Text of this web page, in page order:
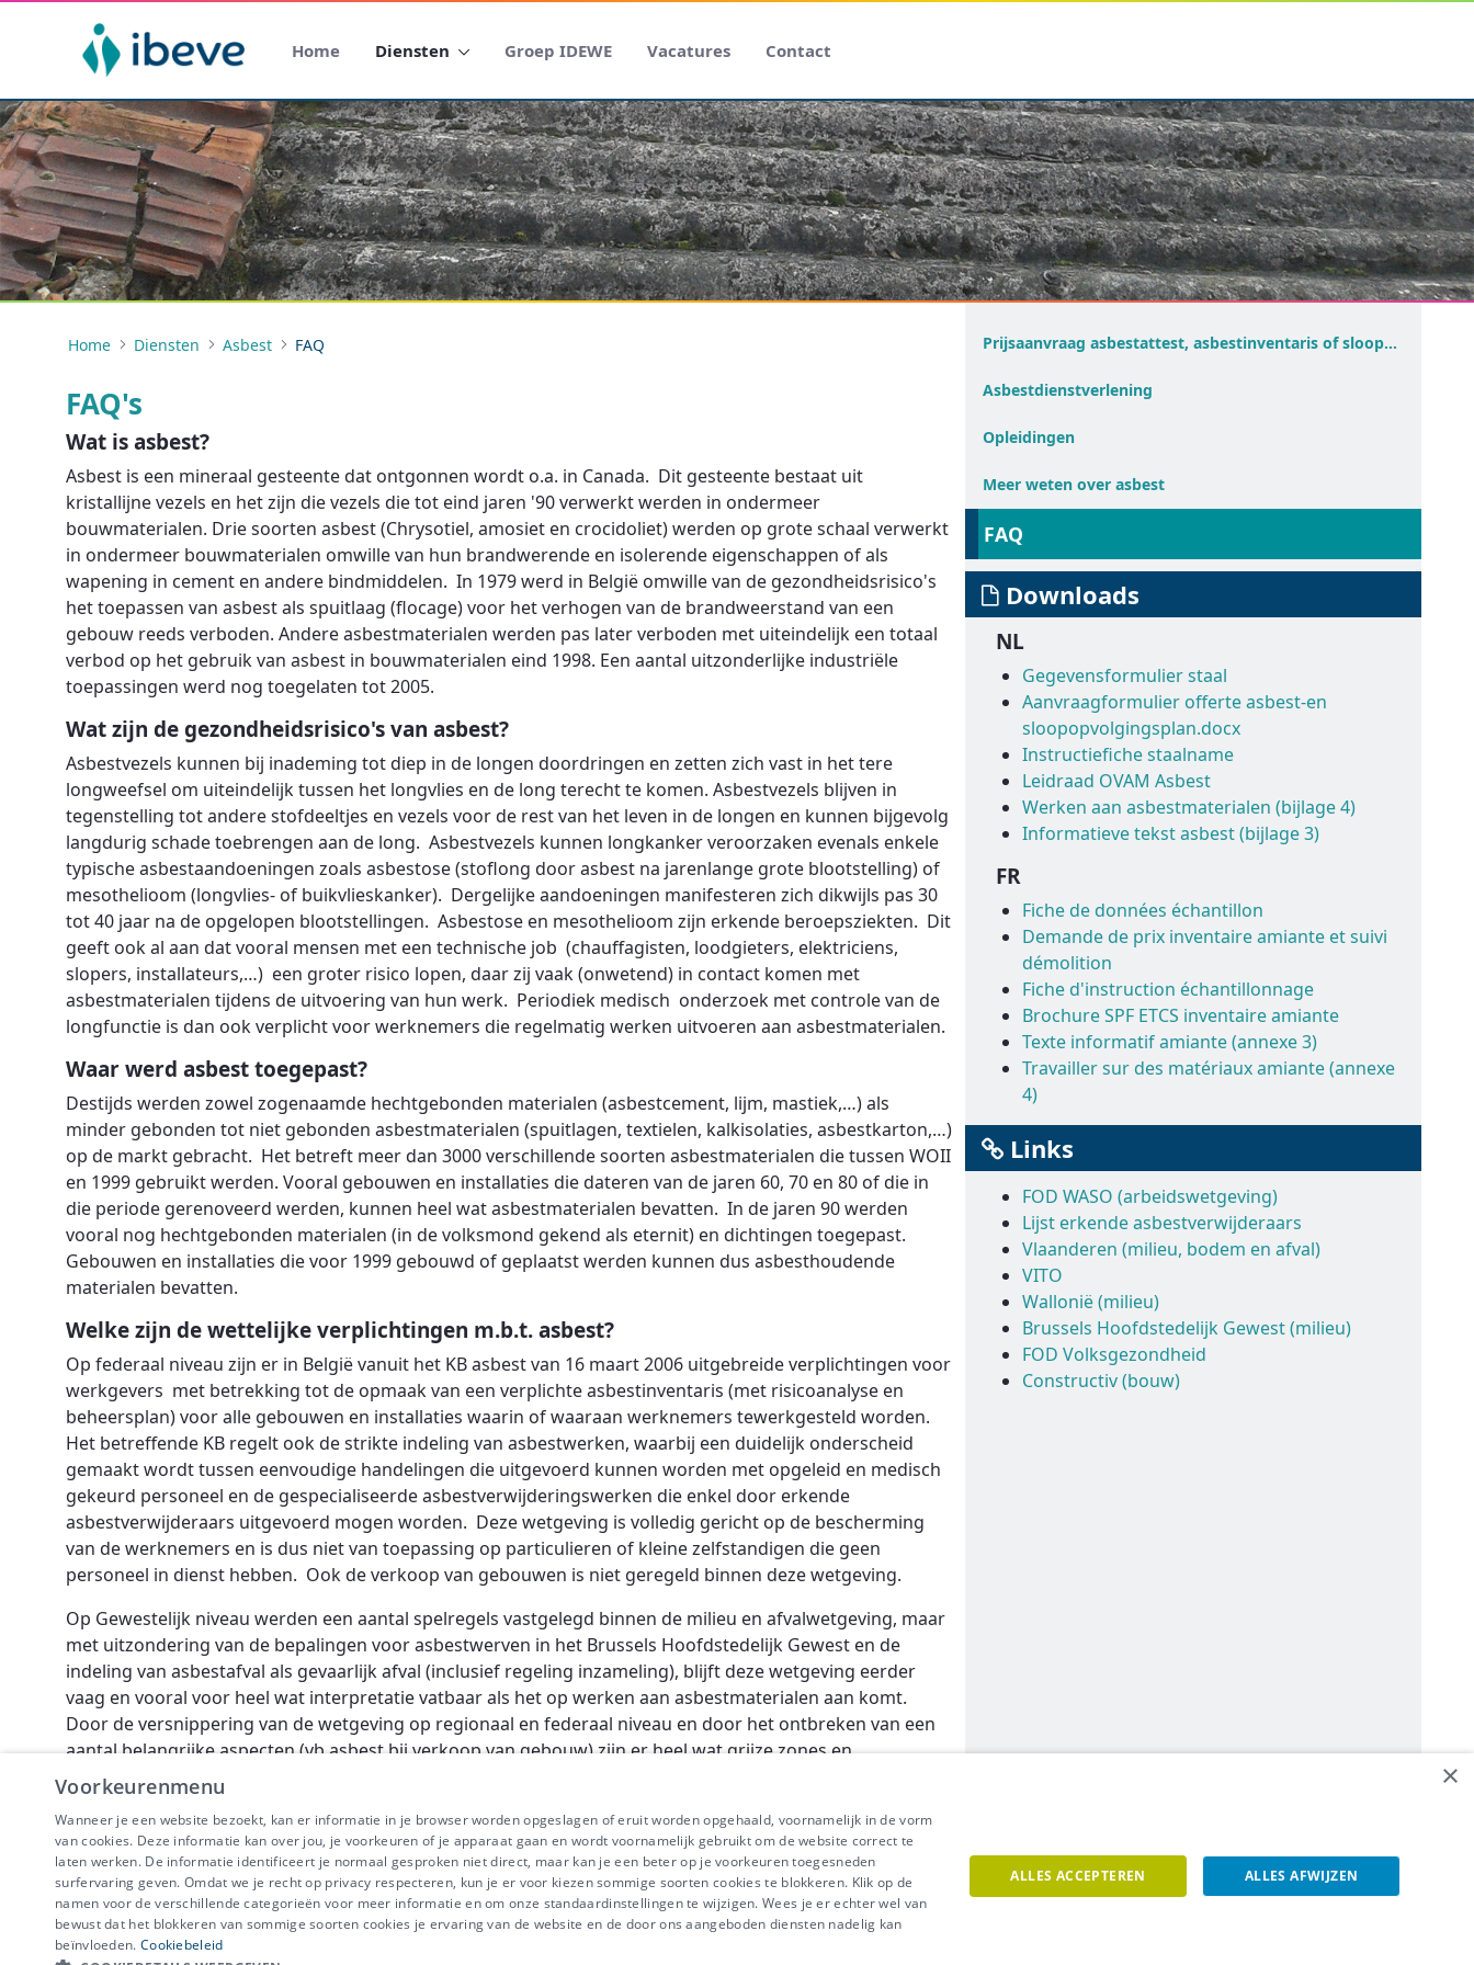
Home Diensten Groep IDEWE Vacatures Contact
Home Diensten Asbest FAQ
FAQ's
Wat is asbest?
Asbest is een mineraal gesteente dat ontgonnen wordt o.a. in Canada. Dit gesteente bestaat uit
kristallijne vezels en het zijn die vezels die tot eind jaren '90 verwerkt werden in ondermeer
bouwmaterialen. Drie soorten asbest (Chrysotiel, amosiet en crocidoliet) werden op grote schaal verwerkt
in ondermeer bouwmaterialen omwille van hun brandwerende en isolerende eigenschappen of als
wapening in cement en andere bindmiddelen. In 1979 werd in België omwille van de gezondheidsrisico's
het toepassen van asbest als spuitlaag (flocage) voor het verhogen van de brandweerstand van een
gebouw reeds verboden. Andere asbestmaterialen werden pas later verboden met uiteindelijk een totaal
verbod op het gebruik van asbest in bouwmaterialen eind 1998. Een aantal uitzonderlijke industriële
toepassingen werd nog toegelaten tot 2005.
Wat zijn de gezondheidsrisico's van asbest?
Asbestvezels kunnen bij inademing tot diep in de longen doordringen en zetten zich vast in het tere
longweefsel om uiteindelijk tussen het longvlies en de long terecht te komen. Asbestvezels blijven in
tegenstelling tot andere stofdeeltjes en vezels voor de rest van het leven in de longen en kunnen bijgevolg
langdurig schade toebrengen aan de long. Asbestvezels kunnen longkanker veroorzaken evenals enkele
typische asbestaandoeningen zoals asbestose (stoflong door asbest na jarenlange grote blootstelling) of
mesothelioom (longvlies- of buikvlieskanker). Dergelijke aandoeningen manifesteren zich dikwijls pas 30
tot 40 jaar na de opgelopen blootstellingen. Asbestose en mesothelioom zijn erkende beroepsziekten. Dit
geeft ook al aan dat vooral mensen met een technische job (chauffagisten, loodgieters, elektriciens,
slopers, installateurs,…) een groter risico lopen, daar zij vaak (onwetend) in contact komen met
asbestmaterialen tijdens de uitvoering van hun werk. Periodiek medisch onderzoek met controle van de
longfunctie is dan ook verplicht voor werknemers die regelmatig werken uitvoeren aan asbestmaterialen.
Waar werd asbest toegepast?
Destijds werden zowel zogenaamde hechtgebonden materialen (asbestcement, lijm, mastiek,…) als
minder gebonden tot niet gebonden asbestmaterialen (spuitlagen, textielen, kalkisolaties, asbestkarton,…)
op de markt gebracht. Het betreft meer dan 3000 verschillende soorten asbestmaterialen die tussen WOII
en 1999 gebruikt werden. Vooral gebouwen en installaties die dateren van de jaren 60, 70 en 80 of die in
die periode gerenoveerd werden, kunnen heel wat asbestmaterialen bevatten. In de jaren 90 werden
vooral nog hechtgebonden materialen (in de volksmond gekend als eternit) en dichtingen toegepast.
Gebouwen en installaties die voor 1999 gebouwd of geplaatst werden kunnen dus asbesthoudende
materialen bevatten.
Welke zijn de wettelijke verplichtingen m.b.t. asbest?
Op federaal niveau zijn er in België vanuit het KB asbest van 16 maart 2006 uitgebreide verplichtingen voor
werkgevers met betrekking tot de opmaak van een verplichte asbestinventaris (met risicoanalyse en
beheersplan) voor alle gebouwen en installaties waarin of waaraan werknemers tewerkgesteld worden.
Het betreffende KB regelt ook de strikte indeling van asbestwerken, waarbij een duidelijk onderscheid
gemaakt wordt tussen eenvoudige handelingen die uitgevoerd kunnen worden met opgeleid en medisch
gekeurd personeel en de gespecialiseerde asbestverwijderingswerken die enkel door erkende
asbestverwijderaars uitgevoerd mogen worden. Deze wetgeving is volledig gericht op de bescherming
van de werknemers en is dus niet van toepassing op particulieren of kleine zelfstandigen die geen
personeel in dienst hebben. Ook de verkoop van gebouwen is niet geregeld binnen deze wetgeving.
Op Gewestelijk niveau werden een aantal spelregels vastgelegd binnen de milieu en afvalwetgeving, maar
met uitzondering van de bepalingen voor asbestwerven in het Brussels Hoofdstedelijk Gewest en de
indeling van asbestafval als gevaarlijk afval (inclusief regeling inzameling), blijft deze wetgeving eerder
vaag en vooral voor heel wat interpretatie vatbaar als het op werken aan asbestmaterialen aan komt.
Door de versnippering van de wetgeving op regionaal en federaal niveau en door het ontbreken van een
aantal belangrijke aspecten (vb asbest bij verkoop van gebouw) zijn er heel wat grijze zones en
achterpoortjes die misbruiken en wantoestanden toelaten.
Prijsaanvraag asbestattest, asbestinventaris of sloopopvolgingsplan
Asbestdienstverlening
Opleidingen
Meer weten over asbest
FAQ
Downloads
NL
Gegevensformulier staal
Aanvraagformulier offerte asbest-en
sloopopvolgingsplan.docx
Instructiefiche staalname
Leidraad OVAM Asbest
Werken aan asbestmaterialen (bijlage 4)
Informatieve tekst asbest (bijlage 3)
FR
Fiche de données échantillon
Demande de prix inventaire amiante et suivi
démolition
Fiche d'instruction échantillonnage
Brochure SPF ETCS inventaire amiante
Texte informatif amiante (annexe 3)
Travailler sur des matériaux amiante (annexe
4)
Links
FOD WASO (arbeidswetgeving)
Lijst erkende asbestverwijderaars
Vlaanderen (milieu, bodem en afval)
VITO
Wallonië (milieu)
Brussels Hoofdstedelijk Gewest (milieu)
FOD Volksgezondheid
Constructiv (bouw)
IBEVE maakt deel uit van Groep IDEWE
Disclaimer-Privacy- Cookiebeleid
Meer vragen? Neem meteen contact op.
×
Voorkeurenmenu
Wanneer je een website bezoekt, kan er informatie in je browser worden opgeslagen of eruit worden opgehaald, voornamelijk in de vorm
van cookies. Deze informatie kan over jou, je voorkeuren of je apparaat gaan en wordt voornamelijk gebruikt om de website correct te
laten werken. De informatie identificeert je normaal gesproken niet direct, maar kan je een beter op je voorkeuren toegesneden
surfervaring geven. Omdat we je recht op privacy respecteren, kun je er voor kiezen sommige soorten cookies te blokkeren. Klik op de
namen voor de verschillende categorieën voor meer informatie en om onze standaardinstellingen te wijzigen. Wees je er echter wel van
bewust dat het blokkeren van sommige soorten cookies je ervaring van de website en de door ons aangeboden diensten nadelig kan
beïnvloeden. Cookiebeleid
ALLES ACCEPTEREN ALLES AFWIJZEN